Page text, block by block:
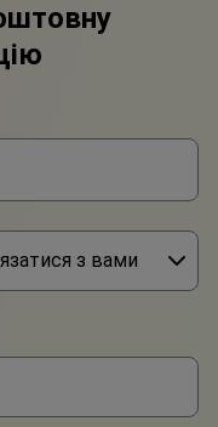
з вами